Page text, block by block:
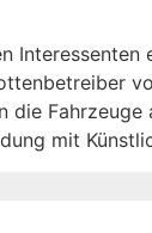
Interessenten
die
mit